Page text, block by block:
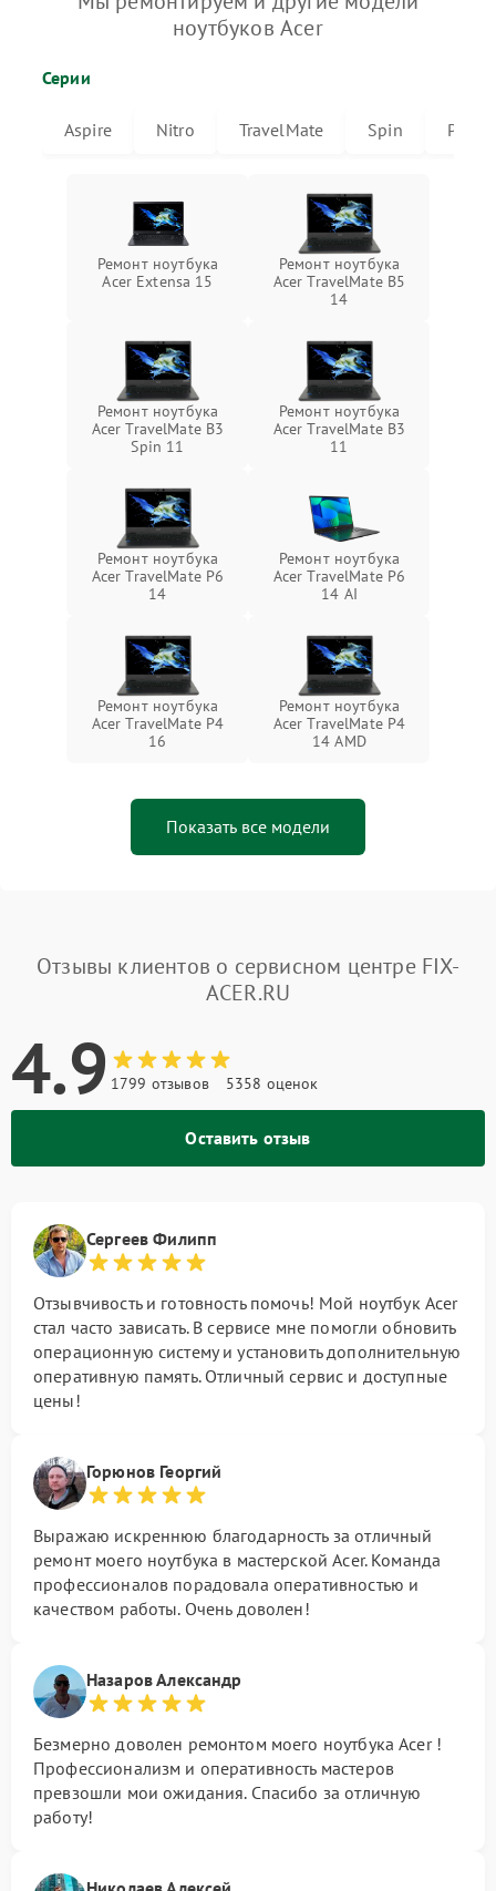
ноутбуков Acer
Серии
Aspire Nitro TravelMate Spin
Ремонт ноутбука
Acer Extensa 15
Ремонт ноутбука
Acer TravelMate B5
14
Ремонт ноутбука
Acer TravelMate B3
Spin 11
Ремонт ноутбука
Acer TravelMate B3
11
Ремонт ноутбука
Acer TravelMate P6
14
Ремонт ноутбука
Acer TravelMate P6
14 AI
Ремонт ноутбука
Acer TravelMate P4
16
Ремонт ноутбука
Acer TravelMate P4
14 AMD
Показать все модели
Отзывы клиентов о сервисном центре FIX-
ACER.RU
4.9 1799 отзывов 5358 оценок
Оставить отзыв
Сергеев Филипп
Отзывчивость и готовность помочь! Мой ноутбук Acer
стал часто зависать. В сервисе мне помогли обновить
операционную систему и установить дополнительную
оперативную память. Отличный сервис и доступные
цены!
Горюнов Георгий
Выражаю искреннюю благодарность за отличный
ремонт моего ноутбука в мастерской Acer. Команда
профессионалов порадовала оперативностью и
качеством работы. Очень доволен!
Назаров Александр
Безмерно доволен ремонтом моего ноутбука Acer !
Профессионализм и оперативность мастеров
превзошли мои ожидания. Спасибо за отличную
работу!